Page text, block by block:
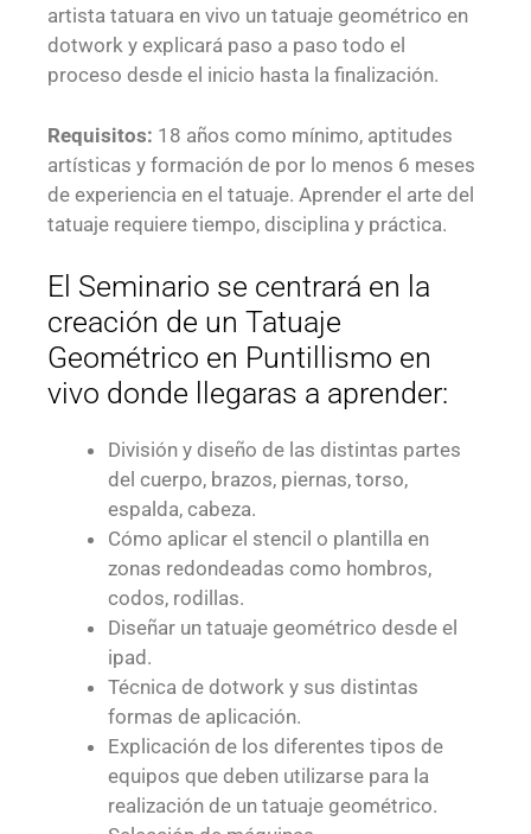
artista tatuara en vivo un tatuaje geométrico en
dotwork y explicará paso a paso todo el
proceso desde el inicio hasta la finalización.
Requisitos: 18 años como mínimo, aptitudes
artísticas y formación de por lo menos 6 meses
de experiencia en el tatuaje. Aprender el arte del
tatuaje requiere tiempo, disciplina y práctica.
El Seminario se centrará en la
creación de un Tatuaje
Geométrico en Puntillismo en
vivo donde llegaras a aprender:
División y diseño de las distintas partes
del cuerpo, brazos, piernas, torso,
espalda, cabeza.
Cómo aplicar el stencil o plantilla en
zonas redondeadas como hombros,
codos, rodillas.
Diseñar un tatuaje geométrico desde el
ipad.
Técnica de dotwork y sus distintas
formas de aplicación.
Explicación de los diferentes tipos de
equipos que deben utilizarse para la
realización de un tatuaje geométrico.